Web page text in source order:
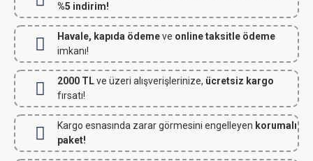
%5 indirim!
Havale, kapıda ödemeve online taksitle ödeme
imkanı!
2000 TLve üzeri alışverişlerinize, ücretsiz kargo
fırsatı!
Kargo esnasında zarar görmesini engelleyen korumalı
paket!